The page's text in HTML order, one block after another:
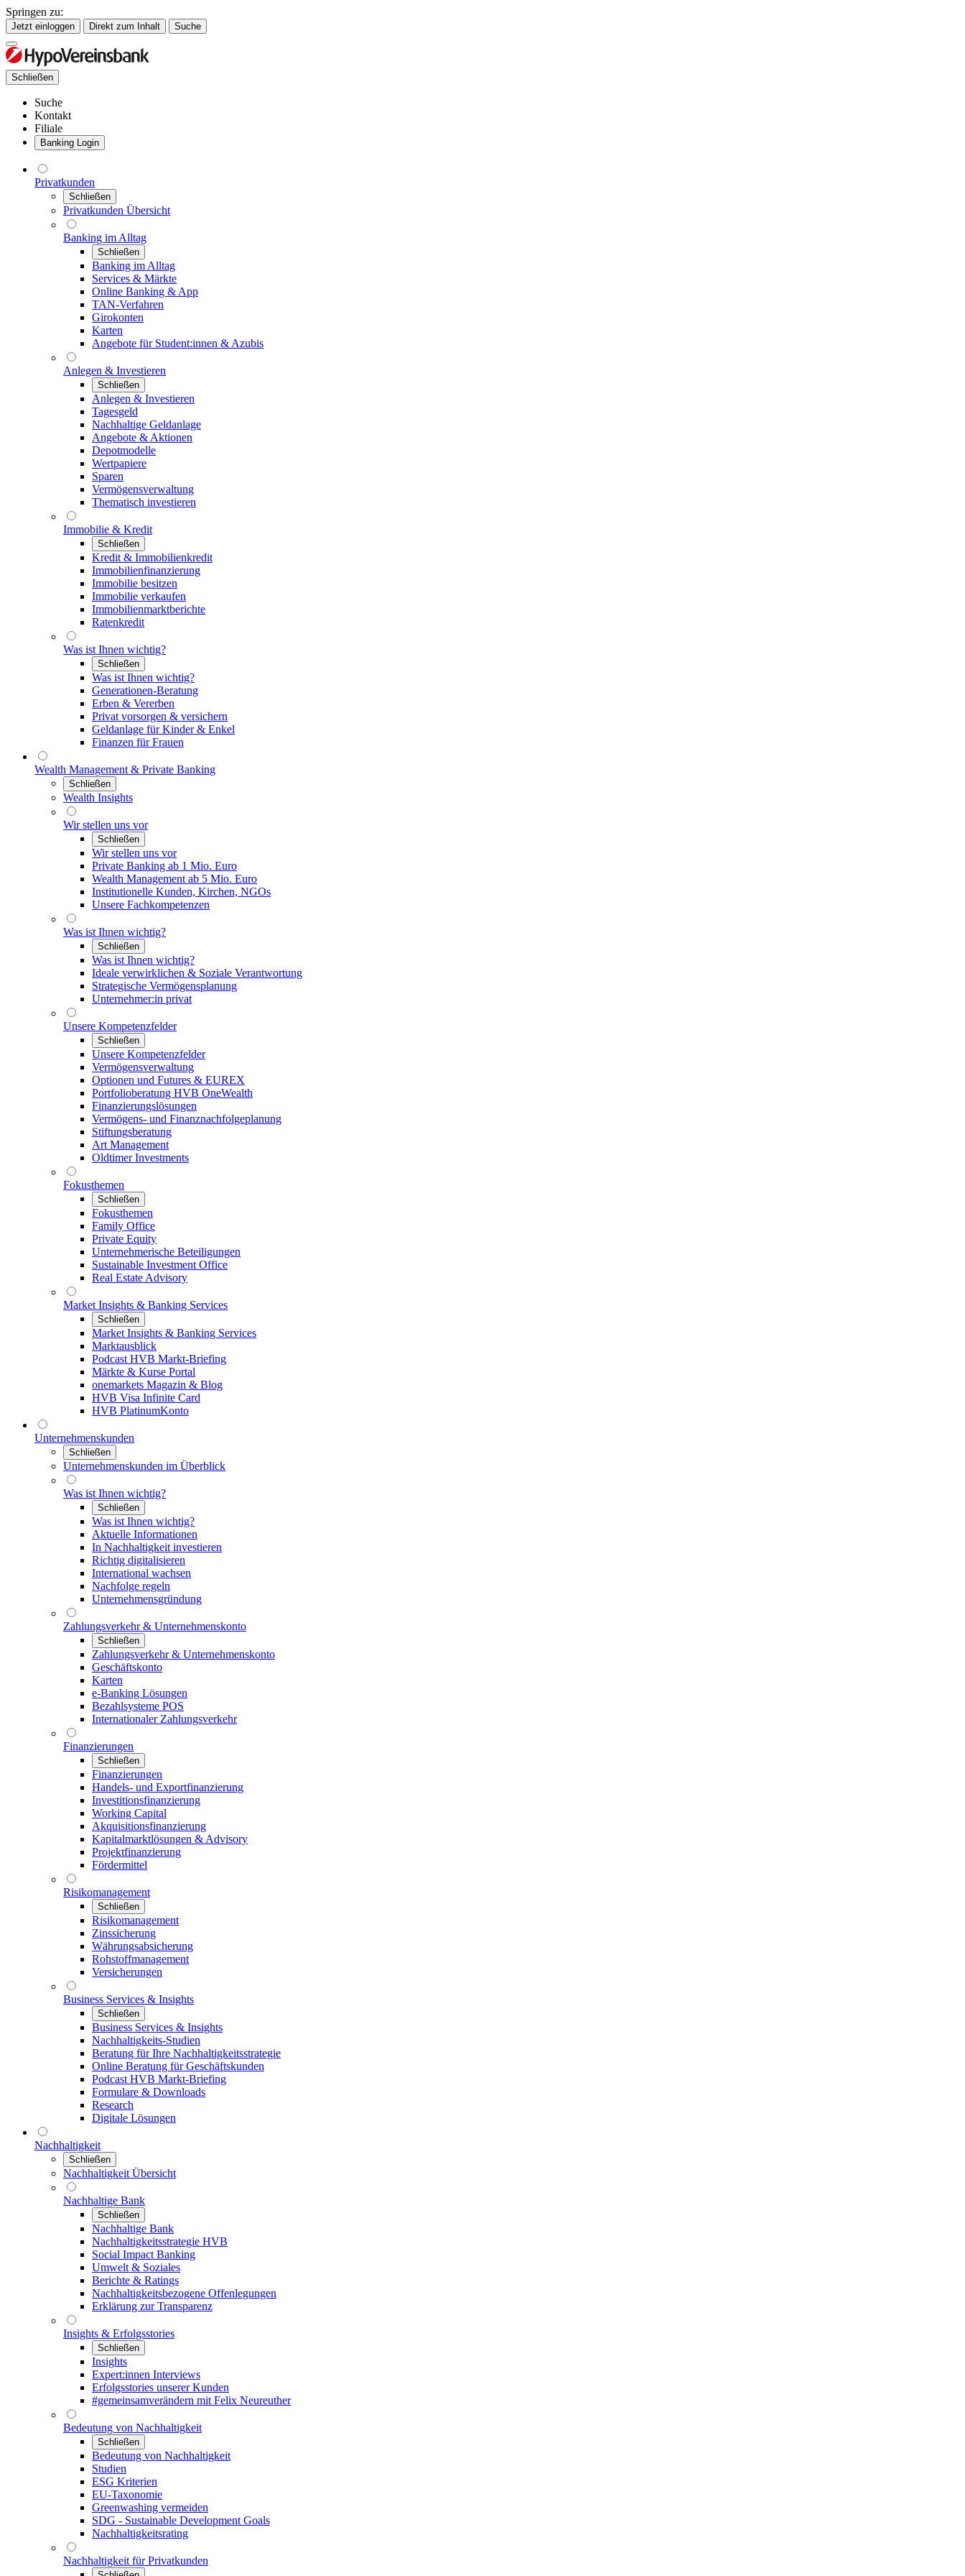
Springen zu:
Jetzt einloggen Direkt zum Inhalt Suche
Schließen
Suche
Kontakt
Filiale
Banking Login
Privatkunden
Schließen
Privatkunden Übersicht
Banking im Alltag
Schließen
Banking im Alltag
Services & Märkte
Online Banking & App
TAN-Verfahren
Girokonten
Karten
Angebote für Student:innen & Azubis
Anlegen & Investieren
Schließen
Anlegen & Investieren
Tagesgeld
Nachhaltige Geldanlage
Angebote & Aktionen
Depotmodelle
Wertpapiere
Sparen
Vermögensverwaltung
Thematisch investieren
Immobilie & Kredit
Schließen
Kredit & Immobilienkredit
Immobilienfinanzierung
Immobilie besitzen
Immobilie verkaufen
Immobilienmarktberichte
Ratenkredit
Was ist Ihnen wichtig?
Schließen
Was ist Ihnen wichtig?
Generationen-Beratung
Erben & Vererben
Privat vorsorgen & versichern
Geldanlage für Kinder & Enkel
Finanzen für Frauen
Wealth Management & Private Banking
Schließen
Wealth Insights
Wir stellen uns vor
Schließen
Wir stellen uns vor
Private Banking ab 1 Mio. Euro
Wealth Management ab 5 Mio. Euro
Institutionelle Kunden, Kirchen, NGOs
Unsere Fachkompetenzen
Was ist Ihnen wichtig?
Schließen
Was ist Ihnen wichtig?
Ideale verwirklichen & Soziale Verantwortung
Strategische Vermögensplanung
Unternehmer:in privat
Unsere Kompetenzfelder
Schließen
Unsere Kompetenzfelder
Vermögensverwaltung
Optionen und Futures & EUREX
Portfolioberatung HVB OneWealth
Finanzierungslösungen
Vermögens- und Finanznachfolgeplanung
Stiftungsberatung
Art Management
Oldtimer Investments
Fokusthemen
Schließen
Fokusthemen
Family Office
Private Equity
Unternehmerische Beteiligungen
Sustainable Investment Office
Real Estate Advisory
Market Insights & Banking Services
Schließen
Market Insights & Banking Services
Marktausblick
Podcast HVB Markt-Briefing
Märkte & Kurse Portal
onemarkets Magazin & Blog
HVB Visa Infinite Card
HVB PlatinumKonto
Unternehmenskunden
Schließen
Unternehmenskunden im Überblick
Was ist Ihnen wichtig?
Schließen
Was ist Ihnen wichtig?
Aktuelle Informationen
In Nachhaltigkeit investieren
Richtig digitalisieren
International wachsen
Nachfolge regeln
Unternehmensgründung
Zahlungsverkehr & Unternehmenskonto
Schließen
Zahlungsverkehr & Unternehmenskonto
Geschäftskonto
Karten
e-Banking Lösungen
Bezahlsysteme POS
Internationaler Zahlungsverkehr
Finanzierungen
Schließen
Finanzierungen
Handels- und Exportfinanzierung
Investitionsfinanzierung
Working Capital
Akquisitionsfinanzierung
Kapitalmarktlösungen & Advisory
Projektfinanzierung
Fördermittel
Risikomanagement
Schließen
Risikomanagement
Zinssicherung
Währungsabsicherung
Rohstoffmanagement
Versicherungen
Business Services & Insights
Schließen
Business Services & Insights
Nachhaltigkeits-Studien
Beratung für Ihre Nachhaltigkeitsstrategie
Online Beratung für Geschäftskunden
Podcast HVB Markt-Briefing
Formulare & Downloads
Research
Digitale Lösungen
Nachhaltigkeit
Schließen
Nachhaltigkeit Übersicht
Nachhaltige Bank
Schließen
Nachhaltige Bank
Nachhaltigkeitsstrategie HVB
Social Impact Banking
Umwelt & Soziales
Berichte & Ratings
Nachhaltigkeitsbezogene Offenlegungen
Erklärung zur Transparenz
Insights & Erfolgsstories
Schließen
Insights
Expert:innen Interviews
Erfolgsstories unserer Kunden
#gemeinsamverändern mit Felix Neureuther
Bedeutung von Nachhaltigkeit
Schließen
Bedeutung von Nachhaltigkeit
Studien
ESG Kriterien
EU-Taxonomie
Greenwashing vermeiden
SDG - Sustainable Development Goals
Nachhaltigkeitsrating
Nachhaltigkeit für Privatkunden